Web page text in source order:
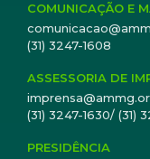
COMUNICAÇÃO E
(31) 3247-1608
ASSESSORIA DE
(31) 3247-1630/ (31)
PRESIDÊNCIA